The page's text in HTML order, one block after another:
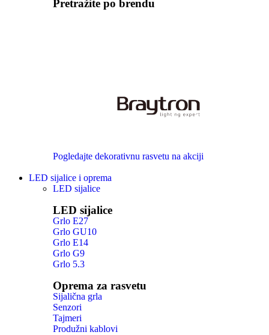
Pretražite po brendu
Pogledajte dekorativnu rasvetu na akciji
LED sijalice i oprema
LED sijalice
LED sijalice
Grlo E27
Grlo GU10
Grlo E14
Grlo G9
Grlo 5.3
Oprema za rasvetu
Sijalična grla
Senzori
Tajmeri
Produžni kablovi